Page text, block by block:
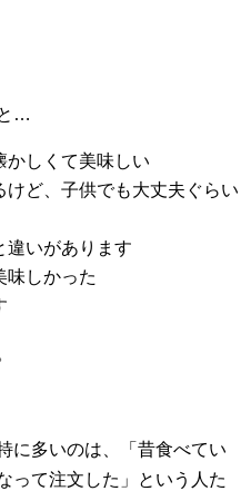
…
かしくて美味しい
ど、子供でも大丈夫ぐらい
違いがあります
味しかった
に多いのは、「昔食べてい
って注文した」という人た